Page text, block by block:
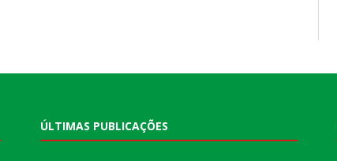
ÚLTIMAS PUBLICAÇÕES